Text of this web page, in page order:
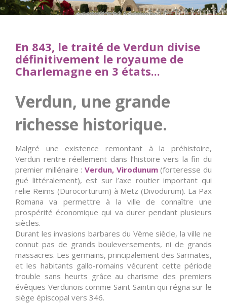
En 843, le traité de Verdun divise
définitivement le royaume de
Charlemagne en 3 états...
Verdun, une grande
richesse historique.
Malgré une existence remontant à la préhistoire,
Verdun rentre réellement dans l’histoire vers la fin du
premier millénaire : Verdun, Virodunum(forteresse du
gué littéralement), est sur l’axe routier important qui
relie Reims (Durocorturum) à Metz (Divodurum). La Pax
Romana va permettre à la ville de connaître une
prospérité économique qui va durer pendant plusieurs
siècles.
Durant les invasions barbares du Vème siècle, la ville ne
connut pas de grands bouleversements, ni de grands
massacres. Les germains, principalement des Sarmates,
et les habitants gallo-romains vécurent cette période
trouble sans heurts grâce au charisme des premiers
évêques Verdunois comme Saint Saintin qui régna sur le
siège épiscopal vers 346.